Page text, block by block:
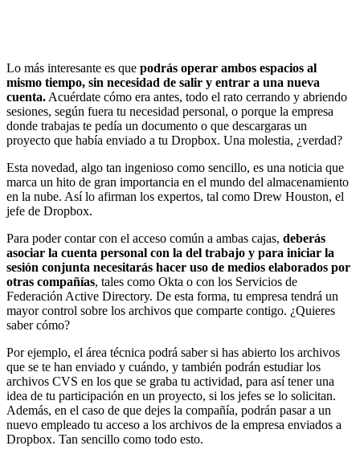
Lo más interesante es que podrás operar ambos espacios al
mismo tiempo, sin necesidad de salir y entrar a una nueva
cuenta. Acuérdate cómo era antes, todo el rato cerrando y abriendo
sesiones, según fuera tu necesidad personal, o porque la empresa
donde trabajas te pedía un documento o que descargaras un
proyecto que había enviado a tu Dropbox. Una molestia, ¿verdad?
Esta novedad, algo tan ingenioso como sencillo, es una noticia que
marca un hito de gran importancia en el mundo del almacenamiento
en la nube. Así lo afirman los expertos, tal como Drew Houston, el
jefe de Dropbox.
Para poder contar con el acceso común a ambas cajas, deberás
asociar la cuenta personal con la del trabajo y para iniciar la
sesión conjunta necesitarás hacer uso de medios elaborados por
otras compañías, tales como Okta o con los Servicios de
Federación Active Directory. De esta forma, tu empresa tendrá un
mayor control sobre los archivos que comparte contigo. ¿Quieres
saber cómo?
Por ejemplo, el área técnica podrá saber si has abierto los archivos
que se te han enviado y cuándo, y también podrán estudiar los
archivos CVS en los que se graba tu actividad, para así tener una
idea de tu participación en un proyecto, si los jefes se lo solicitan.
Además, en el caso de que dejes la compañía, podrán pasar a un
nuevo empleado tu acceso a los archivos de la empresa enviados a
Dropbox. Tan sencillo como todo esto.